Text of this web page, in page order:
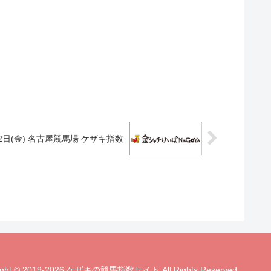
(金) 名古屋競馬場 ケザキ指数